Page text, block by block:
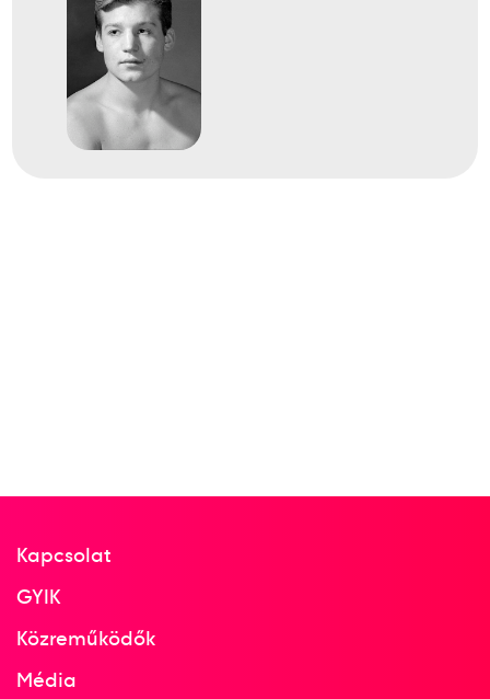
dr. Bodnár András
Felkai László
Pócsik Dénes
Dr. Sárosi László
Dr. Steinmetz János
Ambrus Miklós
Dömötör Zoltán
Kanizsa Tivadar
Markovits Kálmán gróf
Kapcsolat
GYIK
Közreműködők
Média